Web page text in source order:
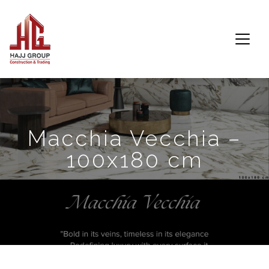
Macchia Vecchia –
100x180 cm